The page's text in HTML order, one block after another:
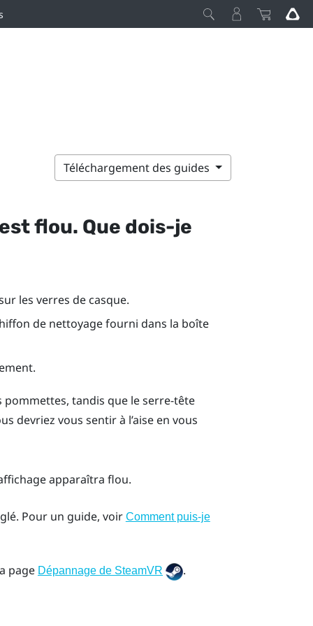
Téléchargement des guides
flou. Que dois-je
les verres de casque.
de nettoyage fourni dans la boîte
tandis que le serre-tête
devriez vous sentir à l’aise en vous
apparaîtra flou.
Pour un guide, voir Comment puis-je
page Dépannage de SteamVR .